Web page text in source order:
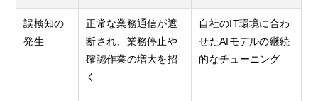
誤検知の
発生
正常な業務通信が遮
断され、業務停止や
確認作業の増大を招
く
自社のIT環境に合わ
せたAIモデルの継続
的なチューニング